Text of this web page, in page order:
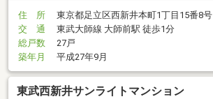
住 所
東京都足立区西新井本町1丁目15番8号
交 通
東武大師線 大師前駅 徒歩1分
総戸数
27戸
築年月
平成27年9月
東武西新井サンライトマンション